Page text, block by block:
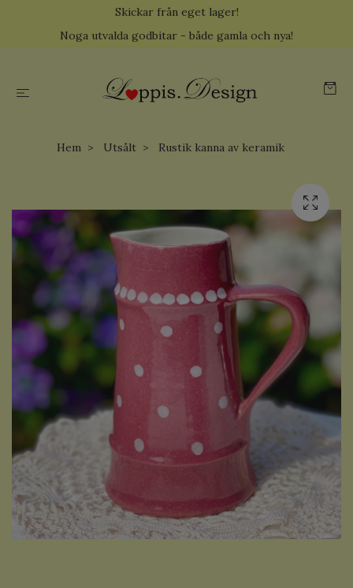
Skickar från eget lager!
Noga utvalda godbitar - både gamla och nya!
Hem Utsålt Rustik kanna av keramik